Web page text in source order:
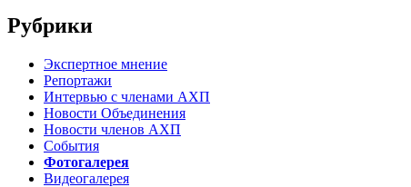
Рубрики
Экспертное мнение
Репортажи
Интервью с членами АХП
Новости Объединения
Новости членов АХП
События
Фотогалерея
Видеогалерея